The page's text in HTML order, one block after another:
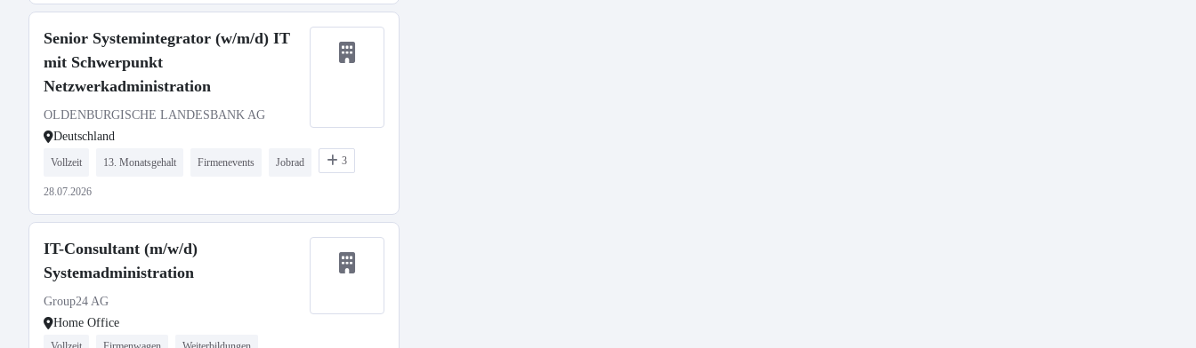
Senior Systemintegrator (w/m/d) IT
mit Schwerpunkt
Netzwerkadministration
OLDENBURGISCHE LANDESBANK AG
Deutschland
Vollzeit 13. Monatsgehalt Firmenevents Jobrad 3
28.07.2026
IT-Consultant (m/w/d)
Systemadministration
Group24 AG
Home Office